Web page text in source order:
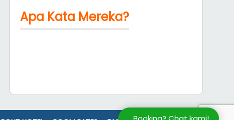
Apa Kata Mereka?